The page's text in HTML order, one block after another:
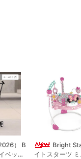
） B
ベック
Bright
イトスターツ